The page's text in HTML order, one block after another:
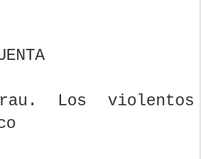
Los violentos